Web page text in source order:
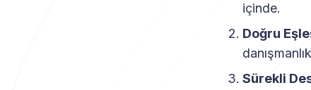
içinde.
Doğru
Sürekli